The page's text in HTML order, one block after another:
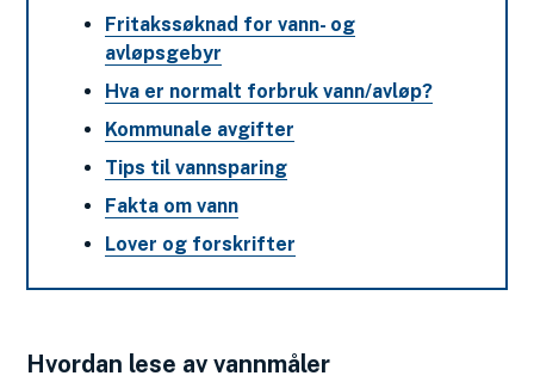
Fritakssøknad for vann- og
avløpsgebyr
Hva er normalt forbruk vann/avløp?
Kommunale avgifter
Tips til vannsparing
Fakta om vann
Lover og forskrifter
Hvordan lese av vannmåler